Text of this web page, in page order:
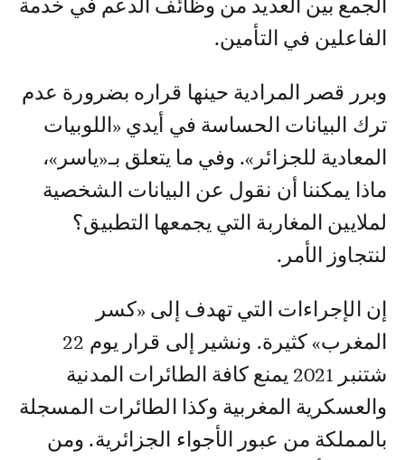
الجمع بين العديد من وظائف الدعم في خدمة
الفاعلين في التأمين.
وبرر قصر المرادية حينها قراره بضرورة عدم
ترك البيانات الحساسة في أيدي «اللوبيات
المعادية للجزائر». وفي ما يتعلق بـ«ياسر»،
ماذا يمكننا أن نقول عن البيانات الشخصية
لملايين المغاربة التي يجمعها التطبيق؟
لنتجاوز الأمر.
إن الإجراءات التي تهدف إلى «كسر
المغرب» كثيرة. ونشير إلى قرار يوم 22
شتنبر 2021 يمنع كافة الطائرات المدنية
والعسكرية المغربية وكذا الطائرات المسجلة
بالمملكة من عبور الأجواء الجزائرية. ومن